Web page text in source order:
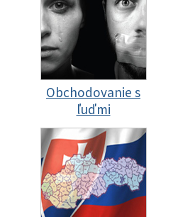
Obchodovanie s
ľuďmi